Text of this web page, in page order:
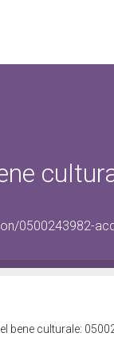
0500243982-
bene culturale: